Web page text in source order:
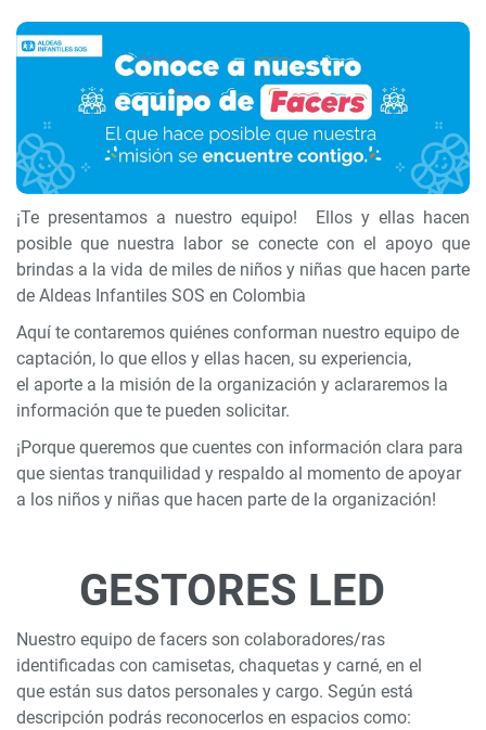
¡Te presentamos a nuestro equipo! Ellos y ellas hacen
posible que nuestra labor se conecte con el apoyo que
brindas a la vida de miles de niños y niñas que hacen parte
de Aldeas Infantiles SOS en Colombia
Aquí te contaremos quiénes conforman nuestro equipo de
captación, lo que ellos y ellas hacen, su experiencia,
el aporte a la misión de la organización y aclararemos la
información que te pueden solicitar.
¡Porque queremos que cuentes con información clara para
que sientas tranquilidad y respaldo al momento de apoyar
a los niños y niñas que hacen parte de la organización!
GESTORES LED
Nuestro equipo de facers son colaboradores/ras
identificadas con camisetas, chaquetas y carné, en el
que están sus datos personales y cargo. Según está
descripción podrás reconocerlos en espacios como: